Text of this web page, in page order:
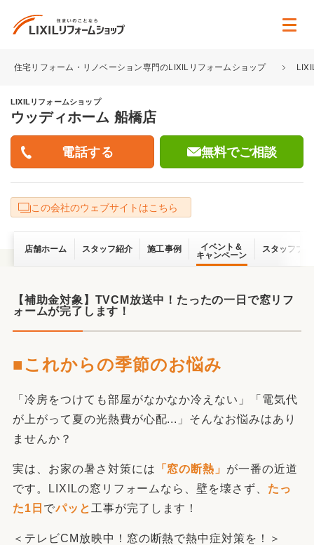
住宅リフォーム・リノベーション専門のLIXILリフォームショップ
LIXILリフォームショップ
ウッディホーム 船橋店
無料でご相談
この会社のウェブサイトはこちら
店舗ホーム スタッフ紹介 施工事例
イベント＆
キャンペーン
スタッフブ
【補助金対象】TVCM放送中！たったの一日で窓リフ
ォームが完了します！
■これからの季節のお悩み
「冷房をつけても部屋がなかなか冷えない」「電気代
が上がって夏の光熱費が心配...」そんなお悩みはあり
ませんか？
実は、お家の暑さ対策には 「窓の断熱」 が一番の近道
です。LIXILの窓リフォームなら、壁を壊さず、 たっ
た1日 でパッと 工事が完了します！
＜テレビCM放映中！窓の断熱で熱中症対策を！＞